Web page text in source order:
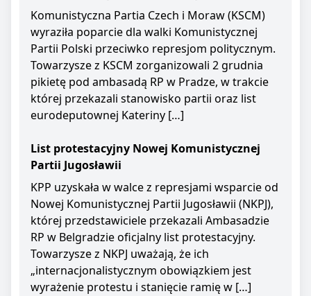
Komunistyczna Partia Czech i Moraw (KSCM)
wyraziła poparcie dla walki Komunistycznej
Partii Polski przeciwko represjom politycznym.
Towarzysze z KSCM zorganizowali 2 grudnia
pikietę pod ambasadą RP w Pradze, w trakcie
której przekazali stanowisko partii oraz list
eurodeputownej Kateriny […]
List protestacyjny Nowej Komunistycznej
Partii Jugosławii
KPP uzyskała w walce z represjami wsparcie od
Nowej Komunistycznej Partii Jugosławii (NKPJ),
której przedstawiciele przekazali Ambasadzie
RP w Belgradzie oficjalny list protestacyjny.
Towarzysze z NKPJ uważają, że ich
„internacjonalistycznym obowiązkiem jest
wyrażenie protestu i stanięcie ramię w […]